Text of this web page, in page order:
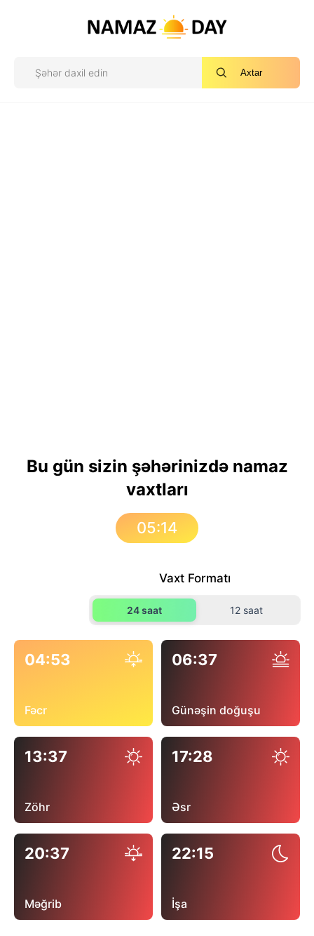
Axtar
Bu gün sizin şəhərinizdə namaz
vaxtları
05:14
Vaxt Formatı
24 saat 12 saat
04:53
Fəcr
06:37
Günəşin doğuşu
13:37
Zöhr
17:28
Əsr
20:37
Məğrib
22:15
İşa